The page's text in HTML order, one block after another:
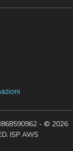
- © 2026
ISP AWS